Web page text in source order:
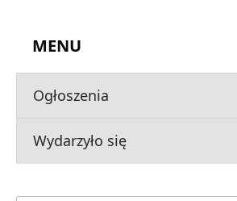
MENU
Ogłoszenia
Wydarzyło się